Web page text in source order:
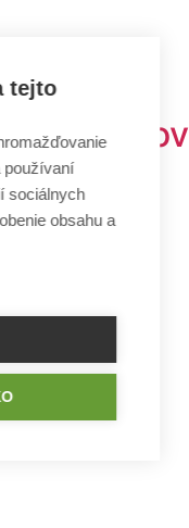
domov
tejto
používaní
sociálnych
obsahu a